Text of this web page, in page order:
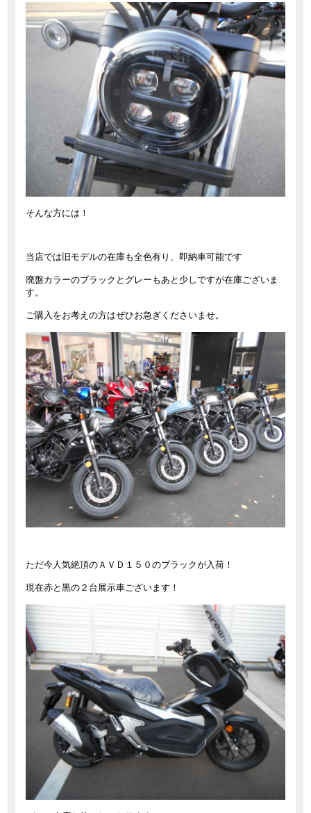
そんな方には！
当店では旧モデルの在庫も全色有り、即納車可能です
廃盤カラーのブラックとグレーもあと少しですが在庫ございま
す。
ご購入をお考えの方はぜひお急ぎくださいませ。
ただ今人気絶頂のＡＶＤ１５０のブラックが入荷！
現在赤と黒の２台展示車ございます！